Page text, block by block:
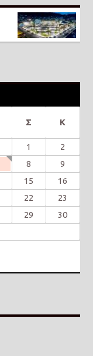
Σ Κ
1
2
8
9
15
16
22
23
29
30